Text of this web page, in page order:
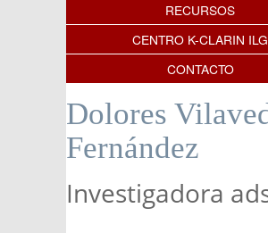
RECURSOS
CENTRO K-CLARIN ILG
CONTACTO
Dolores
Fernández
Investigadora